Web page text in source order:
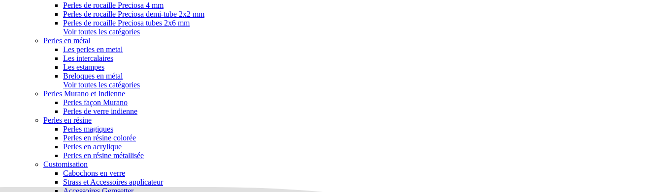
Perles de rocaille Preciosa 4 mm
Perles de rocaille Preciosa demi-tube 2x2 mm
Perles de rocaille Preciosa tubes 2x6 mm
Voir toutes les catégories
Perles en métal
Les perles en metal
Les intercalaires
Les estampes
Breloques en métal
Voir toutes les catégories
Perles Murano et Indienne
Perles façon Murano
Perles de verre indienne
Perles en résine
Perles magiques
Perles en résine colorée
Perles en acrylique
Perles en résine métallisée
Customisation
Cabochons en verre
Strass et Accessoires applicateur